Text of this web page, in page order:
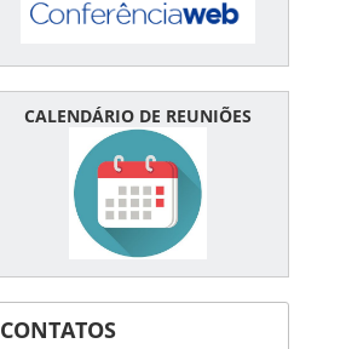
CALENDÁRIO DE REUNIÕES
CONTATOS